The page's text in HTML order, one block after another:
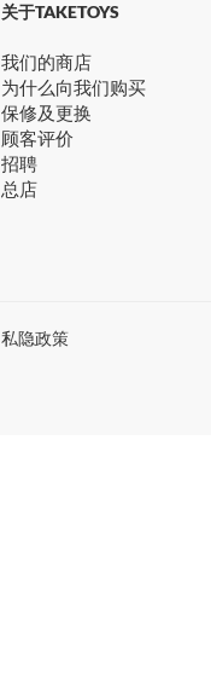
关于TAKETOYS
我们的商店
为什么向我们购买
保修及更换
顾客评价
招聘
总店
私隐政策